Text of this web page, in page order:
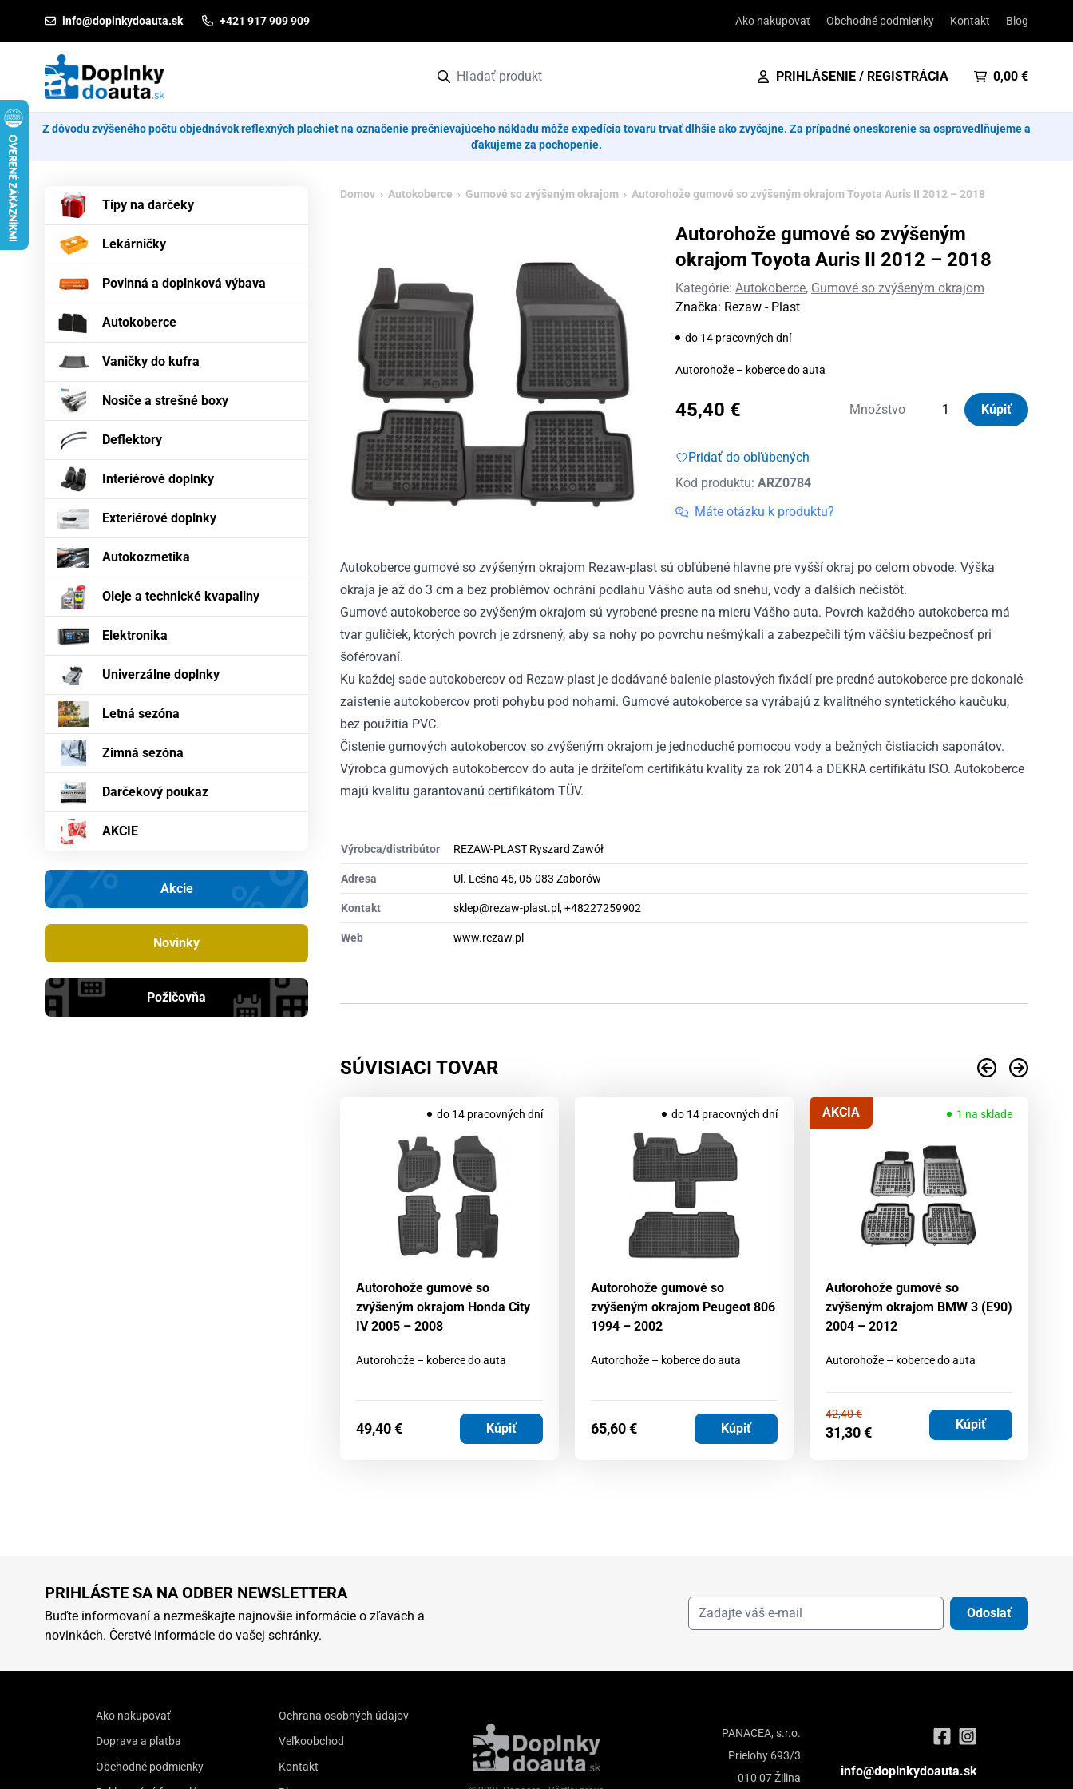
info@doplnkydoauta.sk +421 917 909 909 Ako nakupovať Obchodné podmienky Kontakt Blog
PRIHLÁSENIE / REGISTRÁCIA 0,00 €
Z dôvodu zvýšeného počtu objednávok reflexných plachiet na označenie prečnievajúceho nákladu môže expedícia tovaru trvať dlhšie ako zvyčajne. Za prípadné oneskorenie sa ospravedlňujeme a
ďakujeme za pochopenie.
Tipy na darčeky
Lekárničky
Povinná a doplnková výbava
Autokoberce
Vaničky do kufra
Nosiče a strešné boxy
Deflektory
Interiérové doplnky
Exteriérové doplnky
Autokozmetika
Oleje a technické kvapaliny
Elektronika
Univerzálne doplnky
Letná sezóna
Zimná sezóna
Darčekový poukaz
AKCIE
Akcie
Novinky
Požičovňa
Domov › Autokoberce › Gumové so zvýšeným okrajom › Autorohože gumové so zvýšeným okrajom Toyota Auris II 2012 – 2018
Autorohože gumové so zvýšeným
okrajom Toyota Auris II 2012 – 2018
Kategórie: Autokoberce, Gumové so zvýšeným okrajom
Značka: Rezaw - Plast
do 14 pracovných dní
Autorohože – koberce do auta
45,40 € Množstvo
množstvo
II
2012
2018
Kúpiť
Pridať do obľúbených
Kód produktu: ARZ0784
Máte otázku k produktu?
Autokoberce gumové so zvýšeným okrajom Rezaw-plast sú obľúbené hlavne pre vyšší okraj po celom obvode. Výška
okraja je až do 3 cm a bez problémov ochráni podlahu Vášho auta od snehu, vody a ďalších nečistôt.
Gumové autokoberce so zvýšeným okrajom sú vyrobené presne na mieru Vášho auta. Povrch každého autokoberca má
tvar guličiek, ktorých povrch je zdrsnený, aby sa nohy po povrchu nešmýkali a zabezpečili tým väčšiu bezpečnosť pri
šoférovaní.
Ku každej sade autokobercov od Rezaw-plast je dodávané balenie plastových fixácií pre predné autokoberce pre dokonalé
zaistenie autokobercov proti pohybu pod nohami. Gumové autokoberce sa vyrábajú z kvalitného syntetického kaučuku,
bez použitia PVC.
Čistenie gumových autokobercov so zvýšeným okrajom je jednoduché pomocou vody a bežných čistiacich saponátov.
Výrobca gumových autokobercov do auta je držiteľom certifikátu kvality za rok 2014 a DEKRA certifikátu ISO. Autokoberce
majú kvalitu garantovanú certifikátom TÜV.
Výrobca/distribútor REZAW-PLAST Ryszard Zawół
Adresa Ul. Leśna 46, 05-083 Zaborów
Kontakt sklep@rezaw-plast.pl, +48227259902
Web www.rezaw.pl
SÚVISIACI TOVAR
do 14 pracovných dní
Autorohože gumové so
zvýšeným okrajom Honda City
IV 2005 – 2008
Autorohože – koberce do auta
49,40€ Kúpiť
do 14 pracovných dní
Autorohože gumové so
zvýšeným okrajom Peugeot 806
1994 – 2002
Autorohože – koberce do auta
65,60€ Kúpiť
1 na sklade
AKCIA
Autorohože gumové so
zvýšeným okrajom BMW 3 (E90)
2004 – 2012
Autorohože – koberce do auta
42,40€
31,30€ Kúpiť
PRIHLÁSTE SA NA ODBER NEWSLETTERA
Buďte informovaní a nezmeškajte najnovšie informácie o zľavách a
novinkách. Čerstvé informácie do vašej schránky.
Odoslať
Ako nakupovať
Doprava a platba
Obchodné podmienky
Ochrana osobných údajov
Veľkoobchod
Kontakt
PANACEA, s.r.o.
Prielohy 693/3
010 07 Žilina
info@doplnkydoauta.sk